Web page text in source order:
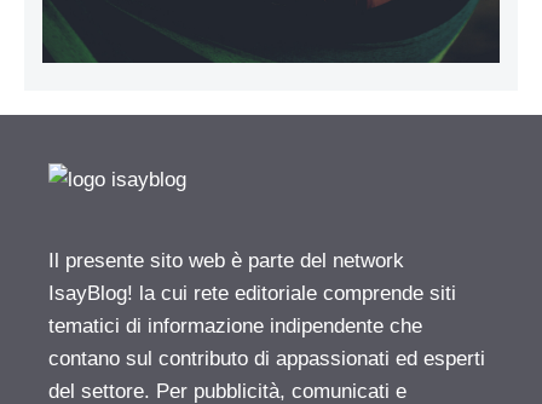
Il presente sito web è parte del network
IsayBlog! la cui rete editoriale comprende siti
tematici di informazione indipendente che
contano sul contributo di appassionati ed esperti
del settore. Per pubblicità, comunicati e